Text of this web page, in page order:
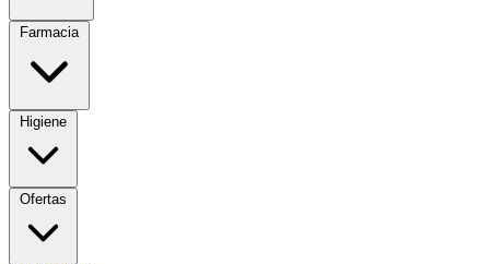
Farmacia
Higiene
Ofertas